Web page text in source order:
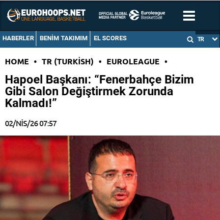
HABERLER BENIM TAKIMIM EL SCORES TR
HOME • TR (TURKISH) • EUROLEAGUE •
Hapoel Başkanı: “Fenerbahçe Bizim
Gibi Salon Değiştirmek Zorunda
Kalmadı!”
02/NIS/26 07:57